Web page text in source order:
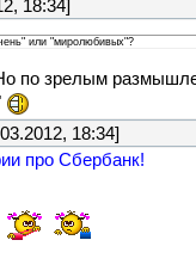
18:34]
или "миролюбивых"?
по зрелым
18:34]
про Сбербанк!